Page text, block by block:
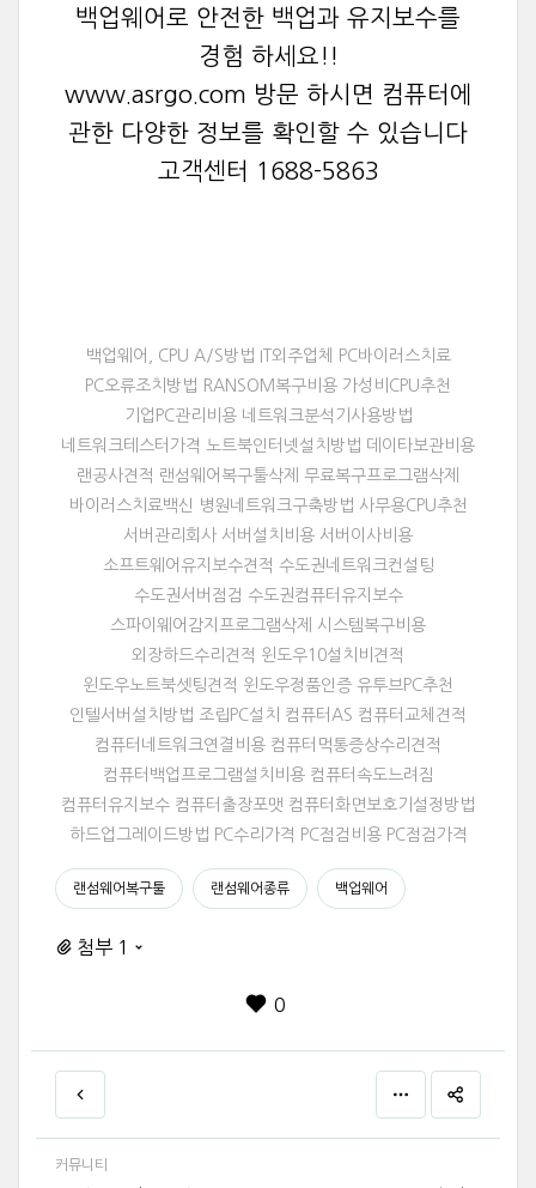
백업웨어로 안전한 백업과 유지보수를
경험 하세요!!
www.asrgo.com 방문 하시면 컴퓨터에
관한 다양한 정보를 확인할 수 있습니다
고객센터 1688-5863
백업웨어, CPU A/S방법 IT외주업체 PC바이러스치료
PC오류조치방법 RANSOM복구비용 가성비CPU추천
기업PC관리비용 네트워크분석기사용방법
네트워크테스터가격 노트북인터넷설치방법 데이타보관비용
랜공사견적 랜섬웨어복구툴삭제 무료복구프로그램삭제
바이러스치료백신 병원네트워크구축방법 사무용CPU추천
서버관리회사 서버설치비용 서버이사비용
소프트웨어유지보수견적 수도권네트워크컨설팅
수도권서버점검 수도권컴퓨터유지보수
스파이웨어감지프로그램삭제 시스템복구비용
외장하드수리견적 윈도우10설치비견적
윈도우노트북셋팅견적 윈도우정품인증 유투브PC추천
인텔서버설치방법 조립PC설치 컴퓨터AS 컴퓨터교체견적
컴퓨터네트워크연결비용 컴퓨터먹통증상수리견적
컴퓨터백업프로그램설치비용 컴퓨터속도느려짐
컴퓨터유지보수 컴퓨터출장포맷 컴퓨터화면보호기설정방법
하드업그레이드방법 PC수리가격 PC점검비용 PC점검가격
랜섬웨어복구툴 랜섬웨어종류 백업웨어
첨부 1
0
커뮤니티